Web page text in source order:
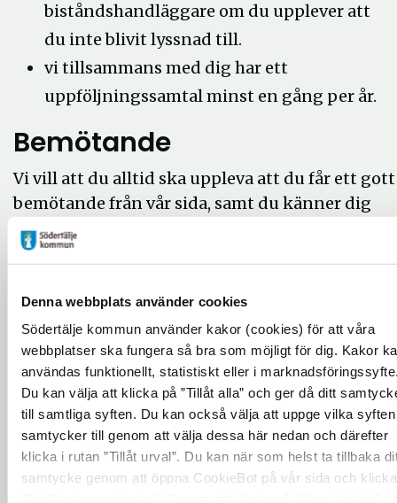
Denna webbplats använder cookies
Södertälje kommun använder kakor (cookies) för att våra
webbplatser ska fungera så bra som möjligt för dig. Kakor
användas funktionellt, statistiskt eller i
Du kan välja att klicka på ”Tillåt alla” och ger då ditt
till samtliga syften. Du kan också välja att uppge vilka syften
samtycker till genom att välja dessa här nedan och därefter
klicka i rutan ”Tillåt urval”. Du kan när som helst ta tillbaka
samtycke genom att öppna CookieBot på vår sida och
biståndshandläggare om du upplever att
du inte blivit lyssnad till.
vi tillsammans med dig har ett
uppföljningssamtal minst en gång per år.
Bemötande
Vi vill att du alltid ska uppleva att du får ett gott
bemötande från vår sida, samt du känner dig
sedd och lyssnad till. Av den orsaken garanterar
vi att:
vi aldrig pratar över huvudet på dig.
vi bemöter dina anhöriga med respekt och
förståelse för deras situation.
Trygghet
Vi vill att du ska känna dig trygg med den